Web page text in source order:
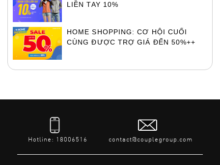
LIỀN TAY 10%
HOME SHOPPING: CƠ HỘI CUỐI
CÙNG ĐƯỢC TRỢ GIÁ ĐẾN 50%++
Hotline: 18006516 contact@couplegroup.com